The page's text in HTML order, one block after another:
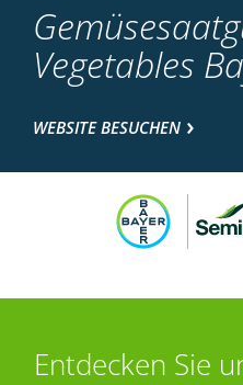
Vegetables
WEBSITE BESUCHEN
Entdecken Sie